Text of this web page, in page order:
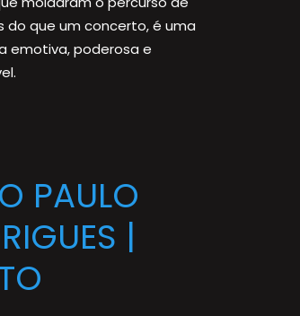
do que um concerto, é uma
emotiva, poderosa e
PAULO
|